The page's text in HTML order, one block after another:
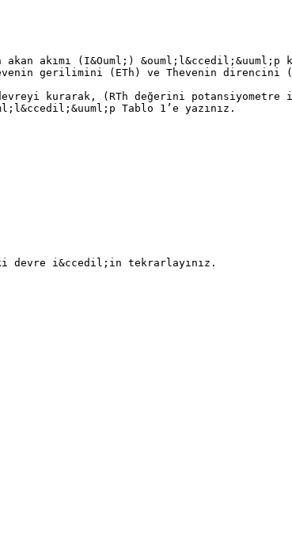
akımı (I&Ouml;) &ouml;l&ccedil;&uuml;p
gerilimini (ETh) ve Thevenin direncini
kurarak, (RTh değerini potansiyometre
Tablo 1’e yazınız.
devre i&ccedil;in tekrarlayınız.